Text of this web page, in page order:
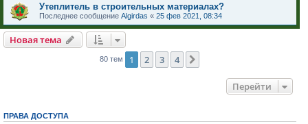
Утеплитель в строительных материалах?
Последнее сообщение Algirdas « 25 фев 2021, 08:34
Новая тема
80 тем 1 2 3 4
Перейти
ПРАВА ДОСТУПА